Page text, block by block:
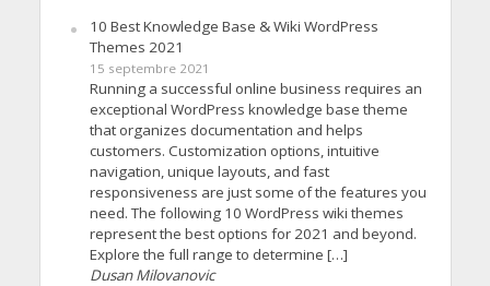
10 Best Knowledge Base & Wiki WordPress
Themes 2021
15 septembre 2021
Running a successful online business requires an
exceptional WordPress knowledge base theme
that organizes documentation and helps
customers. Customization options, intuitive
navigation, unique layouts, and fast
responsiveness are just some of the features you
need. The following 10 WordPress wiki themes
represent the best options for 2021 and beyond.
Explore the full range to determine […]
Dusan Milovanovic